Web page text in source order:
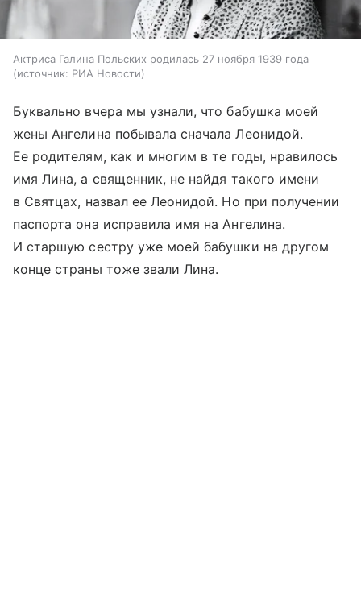
Актриса Галина Польских родилась 27 ноября 1939 года
источник: РИА Новости
Буквально вчера мы узнали, что бабушка моей
жены Ангелина побывала сначала Леонидой.
Ее родителям, как и многим в те годы, нравилось
имя Лина, а священник, не найдя такого имени
в Святцах, назвал ее Леонидой. Но при получении
паспорта она исправила имя на Ангелина.
И старшую сестру уже моей бабушки на другом
конце страны тоже звали Лина.